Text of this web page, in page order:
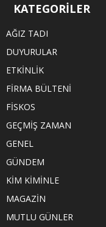
KATEGORİLER
AĞIZ TADI
DUYURULAR
ETKİNLİK
FİRMA BÜLTENİ
FİSKOS
GEÇMİŞ ZAMAN
GENEL
GÜNDEM
KİM KİMİNLE
MAGAZİN
MUTLU GÜNLER